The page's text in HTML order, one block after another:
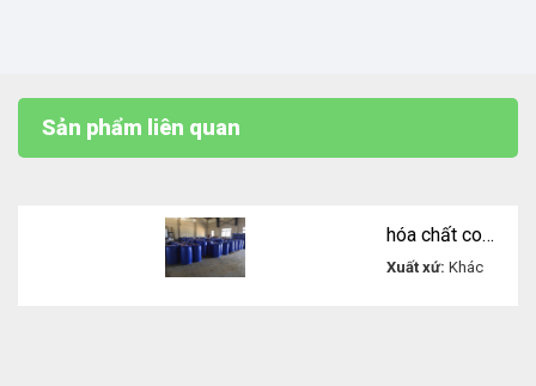
Sản phẩm liên quan
hóa chất copolymer of maleic and acylic acid AA/MA
Xuất xứ:Khác